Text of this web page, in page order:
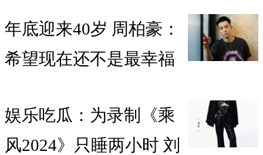
年底迎来40岁 周柏豪：
希望现在还不是最幸福
娱乐吃瓜：为录制《乘
风2024》只睡两小时 刘